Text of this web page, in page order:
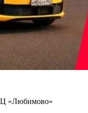
«Любимово»